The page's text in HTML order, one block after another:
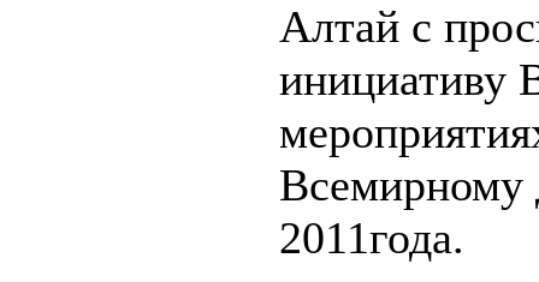
Алтай с
инициативу
Всемирному
2011года.